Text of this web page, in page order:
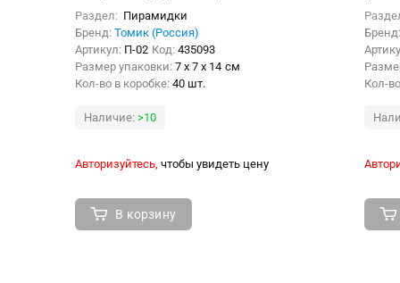
Раздел: Пирамидки
Бренд: Томик (Россия)
Артикул: П-02 Код:435093
Размер упаковки: 7 x 7 x 14 см
Кол-во в коробке: 40 шт.
Наличие: >10
Авторизуйтесь, чтобы увидеть цену
В корзину
Кол-